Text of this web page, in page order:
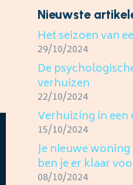
Nieuwste
Het seizoen van
29/10/2024
De
verhuizen
22/10/2024
Verhuizing in
15/10/2024
Je nieuwe
ben je er klaar
08/10/2024